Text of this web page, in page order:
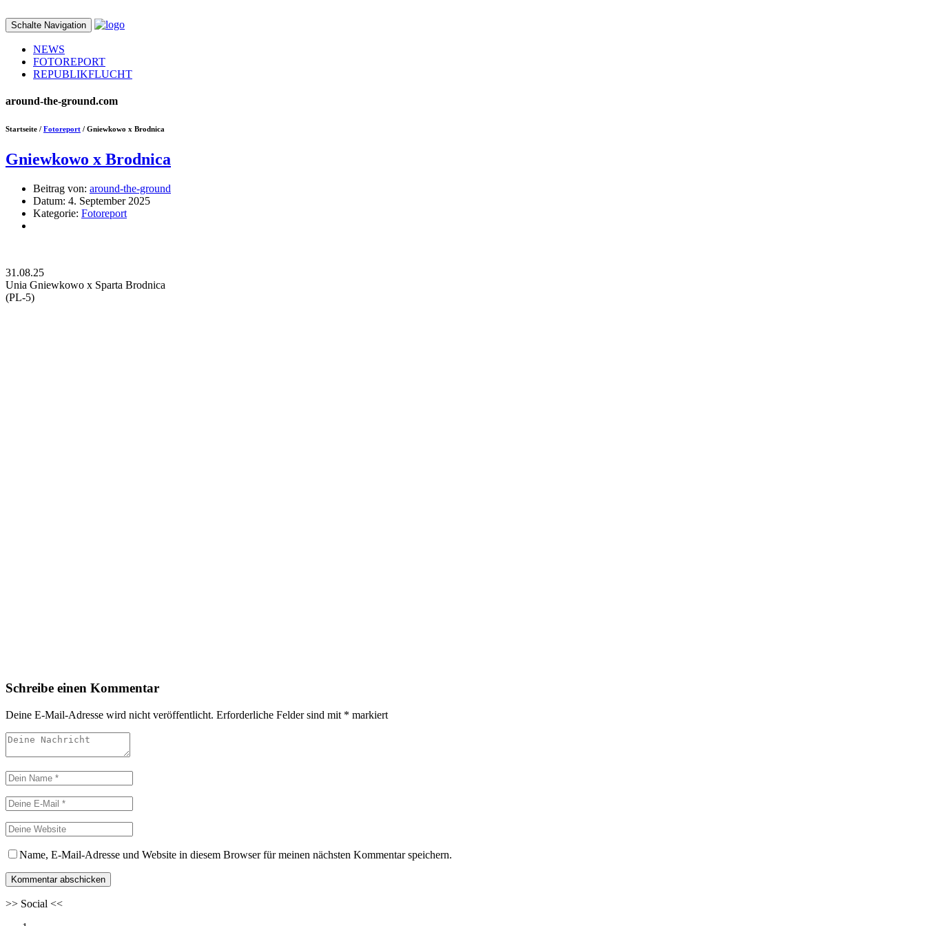
Schalte Navigation
NEWS
FOTOREPORT
REPUBLIKFLUCHT
around-the-ground.com
Startseite / Fotoreport / Gniewkowo x Brodnica
Gniewkowo x Brodnica
Beitrag von: around-the-ground
Datum: 4. September 2025
Kategorie: Fotoreport
31.08.25
Unia Gniewkowo x Sparta Brodnica
(PL-5)
Schreibe einen Kommentar
Deine E-Mail-Adresse wird nicht veröffentlicht. Erforderliche Felder sind mit * markiert
Name, E-Mail-Adresse und Website in diesem Browser für meinen nächsten Kommentar speichern.
>> Social <<